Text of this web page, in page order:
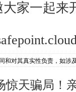
家一起来
和对其真实性负责，如涉
惊天骗局！